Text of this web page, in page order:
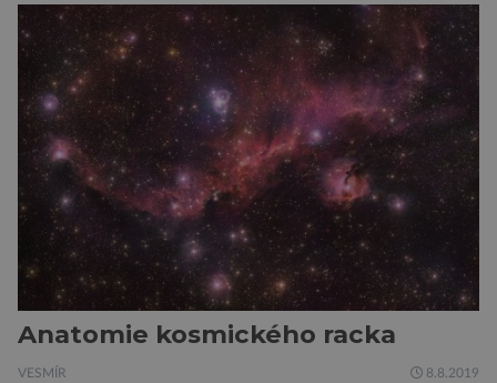
Anatomie kosmického racka
VESMÍR 8.8.2019